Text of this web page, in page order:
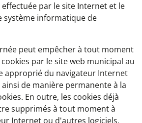
par le site Internet et le
système informatique de
peut empêcher à tout moment
par le site web municipal au
approprié du navigateur Internet
de manière permanente à la
En outre, les cookies déjà
supprimés à tout moment à
Internet ou d'autres logiciels.